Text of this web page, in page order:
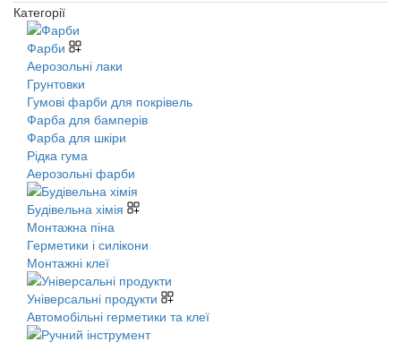
Категорії
Фарби
Аерозольні лаки
Грунтовки
Гумові фарби для покрівель
Фарба для бамперів
Фарба для шкіри
Рідка гума
Аерозольні фарби
Будівельна хімія
Монтажна піна
Герметики і силікони
Монтажні клеї
Універсальні продукти
Автомобільні герметики та клеї